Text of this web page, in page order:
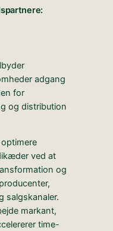
adgang
for
og distribution
ved at
og
salgskanaler.
markant,
time-